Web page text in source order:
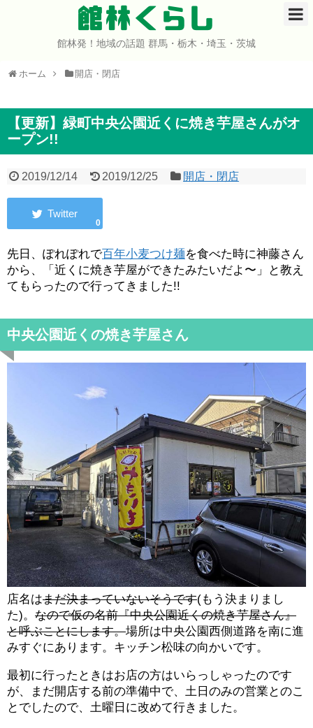
館林くらし
館林発！地域の話題 群馬・栃木・埼玉・茨城
ホーム 開店・閉店
【更新】緑町中央公園近くに焼き芋屋さんがオ
ープン!!
2019/12/14 2019/12/25 開店・閉店
0
先日、ぽれぽれで百年小麦つけ麺を食べた時に神藤さん
から、「近くに焼き芋屋ができたみたいだよ〜」と教え
てもらったので行ってきました!!
中央公園近くの焼き芋屋さん
店名はまだ決まっていないそうです(もう決まりまし
た)。 なので仮の名前『中央公園近くの焼き芋屋さん』
と呼ぶことにします。場所は中央公園西側道路を南に進
みすぐにあります。キッチン松味の向かいです。
最初に行ったときはお店の方はいらっしゃったのです
が、まだ開店する前の準備中で、土日のみの営業とのこ
とでしたので、土曜日に改めて行きました。
ホーム
イベント
グルメ
コミュニティ
宇宙よりも遠い場所